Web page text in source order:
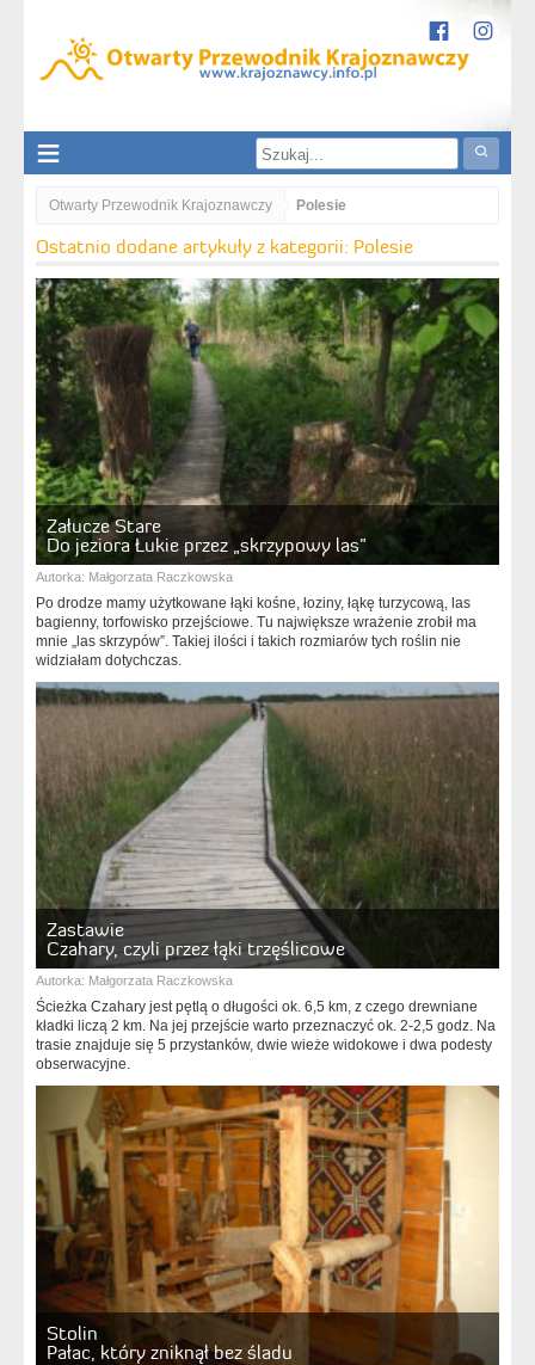
Otwarty Przewodnik Krajoznawczy Polesie
Ostatnio dodane artykuły z kategorii: Polesie
Załucze Stare
Do jeziora Łukie przez „skrzypowy las”
Autorka: Małgorzata Raczkowska
Po drodze mamy użytkowane łąki kośne, łoziny, łąkę turzycową, las
bagienny, torfowisko przejściowe. Tu największe wrażenie zrobił ma
mnie „las skrzypów”. Takiej ilości i takich rozmiarów tych roślin nie
widziałam dotychczas.
Zastawie
Czahary, czyli przez łąki trzęślicowe
Autorka: Małgorzata Raczkowska
Ścieżka Czahary jest pętlą o długości ok. 6,5 km, z czego drewniane
kładki liczą 2 km. Na jej przejście warto przeznaczyć ok. 2-2,5 godz. Na
trasie znajduje się 5 przystanków, dwie wieże widokowe i dwa podesty
obserwacyjne.
Stolin
Pałac, który zniknął bez śladu